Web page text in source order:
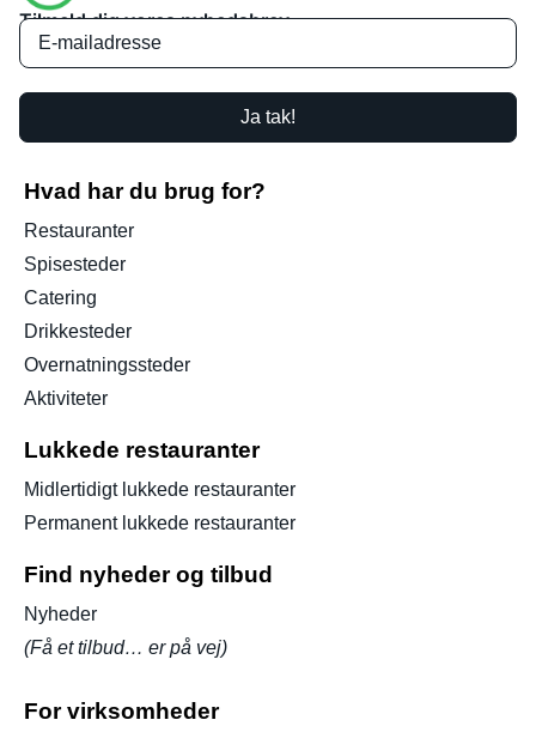
Tilmeld dig vores nyhedsbrev
Ja tak!
Hvad har du brug for?
Restauranter
Spisesteder
Catering
Drikkesteder
Overnatningssteder
Aktiviteter
Lukkede restauranter
Midlertidigt lukkede restauranter
Permanent lukkede restauranter
Find nyheder og tilbud
Nyheder
(Få et tilbud… er på vej)
For virksomheder